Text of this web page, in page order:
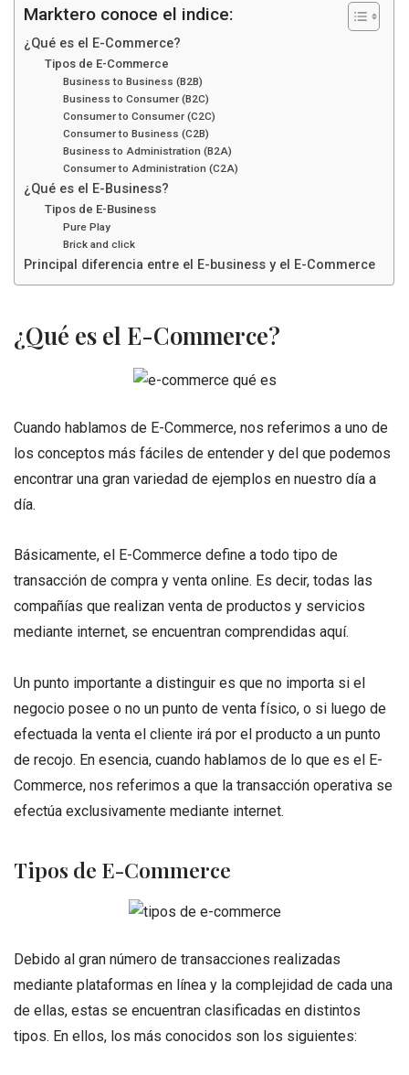
Marktero conoce el indice:
¿Qué es el E-Commerce?
Tipos de E-Commerce
Business to Business (B2B)
Business to Consumer (B2C)
Consumer to Consumer (C2C)
Consumer to Business (C2B)
Business to Administration (B2A)
Consumer to Administration (C2A)
¿Qué es el E-Business?
Tipos de E-Business
Pure Play
Brick and click
Principal diferencia entre el E-business y el E-Commerce
¿Qué es el E-Commerce?
Cuando hablamos de E-Commerce, nos referimos a uno de
los conceptos más fáciles de entender y del que podemos
encontrar una gran variedad de ejemplos en nuestro día a
día.
Básicamente, el E-Commerce define a todo tipo de
transacción de compra y venta online. Es decir, todas las
compañías que realizan venta de productos y servicios
mediante internet, se encuentran comprendidas aquí.
Un punto importante a distinguir es que no importa si el
negocio posee o no un punto de venta físico, o si luego de
efectuada la venta el cliente irá por el producto a un punto
de recojo. En esencia, cuando hablamos de lo que es el E-
Commerce, nos referimos a que la transacción operativa se
efectúa exclusivamente mediante internet.
Tipos de E-Commerce
Debido al gran número de transacciones realizadas
mediante plataformas en línea y la complejidad de cada una
de ellas, estas se encuentran clasificadas en distintos
tipos. En ellos, los más conocidos son los siguientes: